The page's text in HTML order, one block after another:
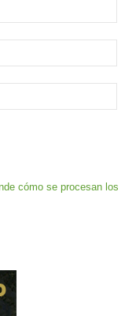
cómo se procesan los